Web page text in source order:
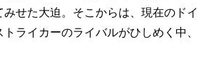
せた大迫。そこからは、現在のドイ
ライカーのライバルがひしめく中、